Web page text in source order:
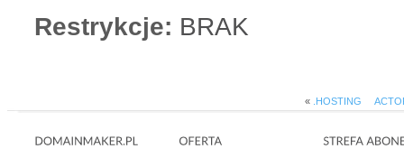
Restrykcje: BRAK
« .HOSTING